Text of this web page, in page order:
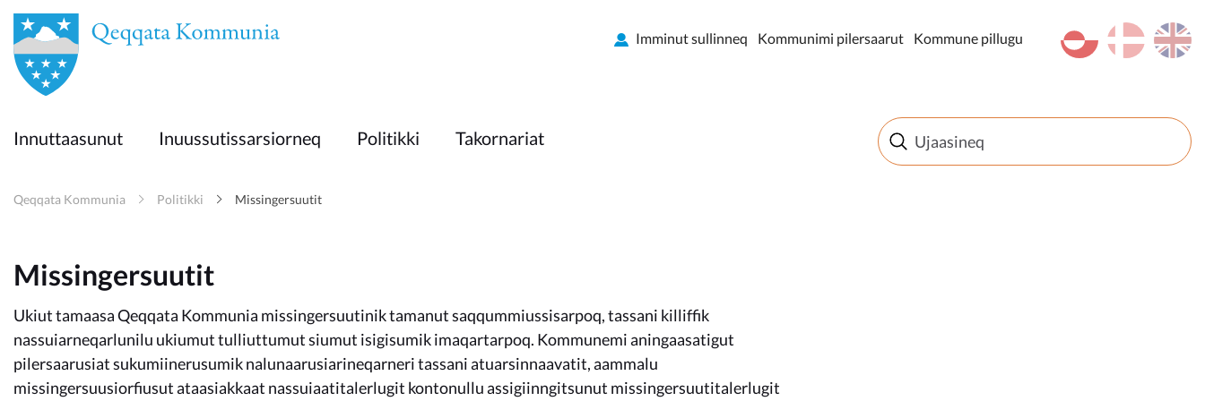
en
Innuttaasunut
Politikki
Takornariat
Imminut sullinneq
en
da
kl-GL
Imminut sullinneq Kommunimi pilersaarut Kommune pillugu
Innuttaasunut Inuussutissarsiorneq Politikki Takornariat
Qeqqata Kommunia Politikki Missingersuutit
Missingersuutit
Ukiut tamaasa Qeqqata Kommunia missingersuutinik tamanut saqqummiussisarpoq, tassani killiffik
nassuiarneqarlunilu ukiumut tulliuttumut siumut isigisumik imaqartarpoq. Kommunemi aningaasatigut
pilersaarusiat sukumiinerusumik nalunaarusiarineqarneri tassani atuarsinnaavatit, aammalu
missingersuusiorfiusut ataasiakkaat nassuiaatitalerlugit kontonullu assigiinngitsunut missingersuutitalerlugit